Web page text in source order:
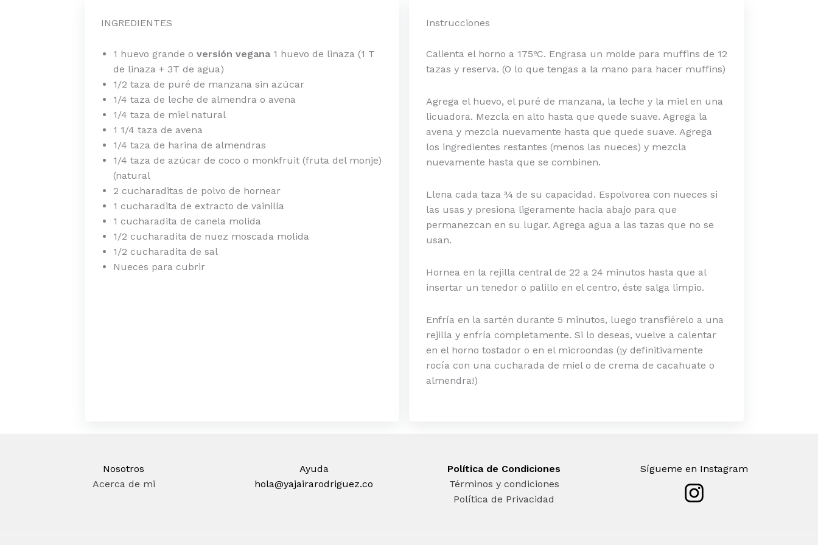
INGREDIENTES
1 huevo grande o versión vegana 1 huevo de linaza (1 T
de linaza + 3T de agua)
1/2 taza de puré de manzana sin azúcar
1/4 taza de leche de almendra o avena
1/4 taza de miel natural
1 1/4 taza de avena
1/4 taza de harina de almendras
1/4 taza de azúcar de coco o monkfruit (fruta del monje)
(natural
2 cucharaditas de polvo de hornear
1 cucharadita de extracto de vainilla
1 cucharadita de canela molida
1/2 cucharadita de nuez moscada molida
1/2 cucharadita de sal
Nueces para cubrir
Instrucciones
Calienta el horno a 175ºC. Engrasa un molde para muffins de 12
tazas y reserva. (O lo que tengas a la mano para hacer muffins)
Agrega el huevo, el puré de manzana, la leche y la miel en una
licuadora. Mezcla en alto hasta que quede suave. Agrega la
avena y mezcla nuevamente hasta que quede suave. Agrega
los ingredientes restantes (menos las nueces) y mezcla
nuevamente hasta que se combinen.
Llena cada taza ¾ de su capacidad. Espolvorea con nueces si
las usas y presiona ligeramente hacia abajo para que
permanezcan en su lugar. Agrega agua a las tazas que no se
usan.
Hornea en la rejilla central de 22 a 24 minutos hasta que al
insertar un tenedor o palillo en el centro, éste salga limpio.
Enfría en la sartén durante 5 minutos, luego transfiérelo a una
rejilla y enfría completamente. Si lo deseas, vuelve a calentar
en el horno tostador o en el microondas (¡y definitivamente
rocía con una cucharada de miel o de crema de cacahuate o
almendra!)
Nosotros
Acerca de mi
Ayuda
hola@yajairarodriguez.co
Política de Condiciones
Términos y condiciones
Política de Privacidad
Sígueme en Instagram